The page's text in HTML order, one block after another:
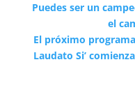
Puedes ser un
el
El próximo
Laudato Si’